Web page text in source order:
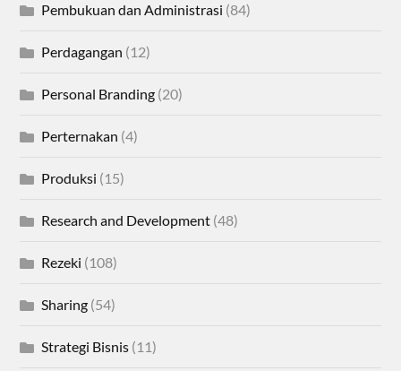
Pembukuan dan Administrasi (84)
Perdagangan (12)
Personal Branding (20)
Perternakan (4)
Produksi (15)
Research and Development (48)
Rezeki (108)
Sharing (54)
Strategi Bisnis (11)